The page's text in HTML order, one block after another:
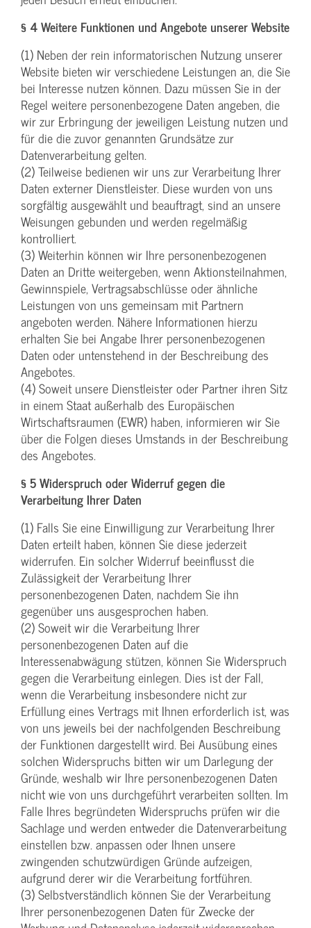
§ 4 Weitere Funktionen und Angebote unserer Website
(1) Neben der rein informatorischen Nutzung unserer
Website bieten wir verschiedene Leistungen an, die Sie
bei Interesse nutzen können. Dazu müssen Sie in der
Regel weitere personenbezogene Daten angeben, die
wir zur Erbringung der jeweiligen Leistung nutzen und
für die die zuvor genannten Grundsätze zur
Datenverarbeitung gelten.
(2) Teilweise bedienen wir uns zur Verarbeitung Ihrer
Daten externer Dienstleister. Diese wurden von uns
sorgfältig ausgewählt und beauftragt, sind an unsere
Weisungen gebunden und werden regelmäßig
kontrolliert.
(3) Weiterhin können wir Ihre personenbezogenen
Daten an Dritte weitergeben, wenn Aktionsteilnahmen,
Gewinnspiele, Vertragsabschlüsse oder ähnliche
Leistungen von uns gemeinsam mit Partnern
angeboten werden. Nähere Informationen hierzu
erhalten Sie bei Angabe Ihrer personenbezogenen
Daten oder untenstehend in der Beschreibung des
Angebotes.
(4) Soweit unsere Dienstleister oder Partner ihren Sitz
in einem Staat außerhalb des Europäischen
Wirtschaftsraumen (EWR) haben, informieren wir Sie
über die Folgen dieses Umstands in der Beschreibung
des Angebotes.
§ 5 Widerspruch oder Widerruf gegen die
Verarbeitung Ihrer Daten
(1) Falls Sie eine Einwilligung zur Verarbeitung Ihrer
Daten erteilt haben, können Sie diese jederzeit
widerrufen. Ein solcher Widerruf beeinflusst die
Zulässigkeit der Verarbeitung Ihrer
personenbezogenen Daten, nachdem Sie ihn
gegenüber uns ausgesprochen haben.
(2) Soweit wir die Verarbeitung Ihrer
personenbezogenen Daten auf die
Interessenabwägung stützen, können Sie Widerspruch
gegen die Verarbeitung einlegen. Dies ist der Fall,
wenn die Verarbeitung insbesondere nicht zur
Erfüllung eines Vertrags mit Ihnen erforderlich ist, was
von uns jeweils bei der nachfolgenden Beschreibung
der Funktionen dargestellt wird. Bei Ausübung eines
solchen Widerspruchs bitten wir um Darlegung der
Gründe, weshalb wir Ihre personenbezogenen Daten
nicht wie von uns durchgeführt verarbeiten sollten. Im
Falle Ihres begründeten Widerspruchs prüfen wir die
Sachlage und werden entweder die Datenverarbeitung
einstellen bzw. anpassen oder Ihnen unsere
zwingenden schutzwürdigen Gründe aufzeigen,
aufgrund derer wir die Verarbeitung fortführen.
(3) Selbstverständlich können Sie der Verarbeitung
Ihrer personenbezogenen Daten für Zwecke der